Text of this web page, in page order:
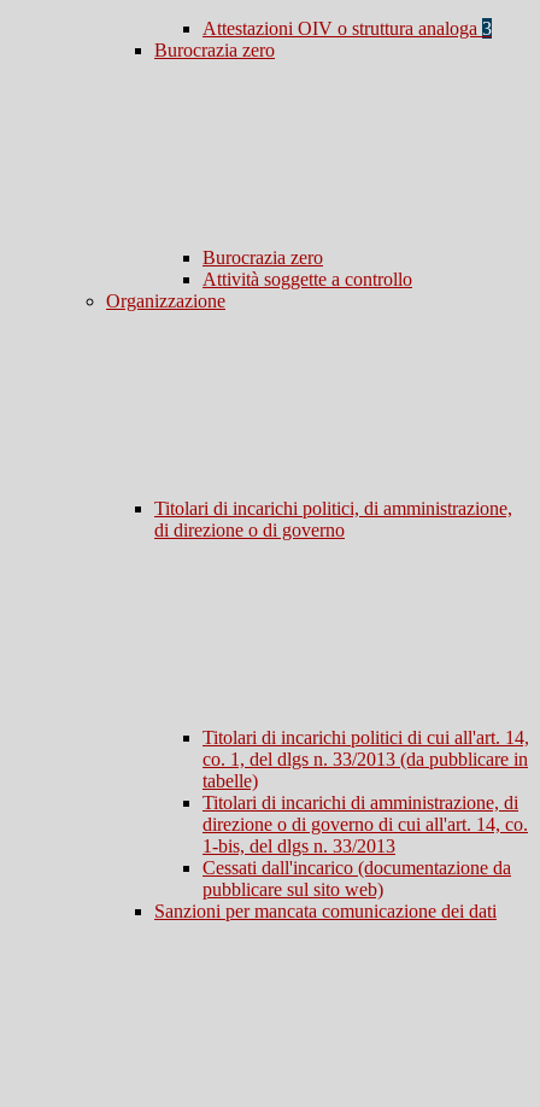
Attestazioni OIV o struttura analoga 3
Burocrazia zero
Burocrazia zero
Attività soggette a controllo
Organizzazione
Titolari di incarichi politici, di amministrazione,
di direzione o di governo
Titolari di incarichi politici di cui all'art. 14,
co. 1, del dlgs n. 33/2013 (da pubblicare in
tabelle)
Titolari di incarichi di amministrazione, di
direzione o di governo di cui all'art. 14, co.
1-bis, del dlgs n. 33/2013
Cessati dall'incarico (documentazione da
pubblicare sul sito web)
Sanzioni per mancata comunicazione dei dati